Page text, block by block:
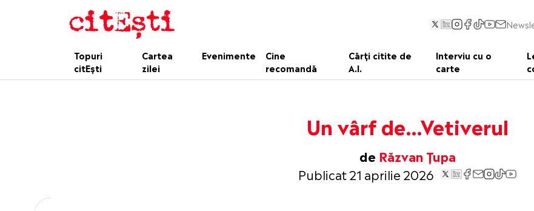
Topuri
citEști
Cartea
zilei
Evenimente
Cine
recomandă
Cărți citite de
A.I.
Interviu cu o
carte
Un vârf de…Vetiverul
de Răzvan Țupa
Publicat 21 aprilie 2026